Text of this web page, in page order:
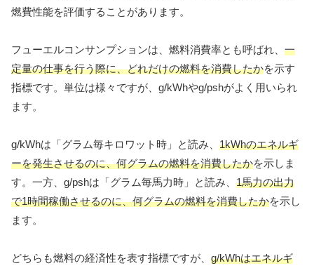
燃費性能を評価することがあります。
フューエルコンサンプションは、燃料消費率とも呼ばれ、 一
定量の仕事を行う際に、どれだけの燃料を消費したかを示す
指標です。単位は様々ですが、g/kWhやg/pshがよく用いられ
ます。
g/kWhは「グラム毎キロワット時」と読み、 1kWhのエネルギ
ーを発生させるのに、何グラムの燃料を消費したかを示しま
す。一方、g/pshは「グラム毎馬力時」と読み、 1馬力の出力
で1時間稼働させるのに、何グラムの燃料を消費したかを示し
ます。
どちらも燃料の経済性を表す指標ですが、 g/kWhはエネルギ